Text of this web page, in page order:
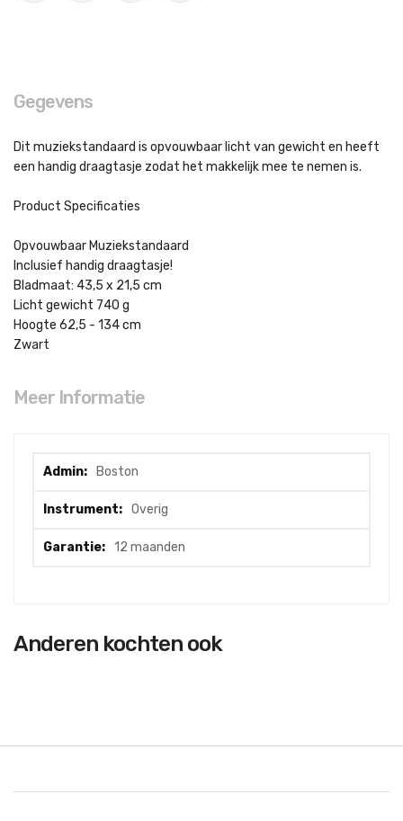
Gegevens
Dit muziekstandaard is opvouwbaar licht van gewicht en heeft
een handig draagtasje zodat het makkelijk mee te nemen is.
Product Specificaties
Opvouwbaar Muziekstandaard
Inclusief handig draagtasje!
Bladmaat: 43,5 x 21,5 cm
Licht gewicht 740 g
Hoogte 62,5 - 134 cm
Zwart
Meer Informatie
informatie
Boston
Overig
12 maanden
Anderen kochten ook